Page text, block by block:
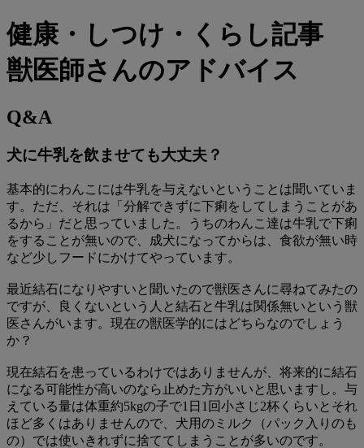
健康・しつけ・くらし記事
獣医師さんのアドバイス
Q&A
犬に牛乳を飲ませても大丈夫？
基本的にわんこには牛乳を与えないということは聞いていま
す。ただ、それは「分解できずに下痢をしてしまうことがあ
るから」だと思っていました。うちのわんこ達は牛乳で下痢
をすることが無いので、成犬になってからは、食欲が無い時
など少しフードにかけてやっています。
最近結石になりやすいと聞いたので獣医さんに尋ねてみたの
ですが、良くないという人と結石と牛乳は関係無いという獣
医さんがいます。現在の獣医学的にはどちらなのでしょう
か？
現在結石を患っているわけではありませんが、将来的に結石
になる可能性が高いのなら止めた方がいいと思いますし。与
えている量は体重約5kgの子で1日1回小さじ2杯くらいとそれ
ほど多くはありませんので、犬用のミルク（パック入りのも
の）では使いきれずに捨ててしまうことが多いのです。